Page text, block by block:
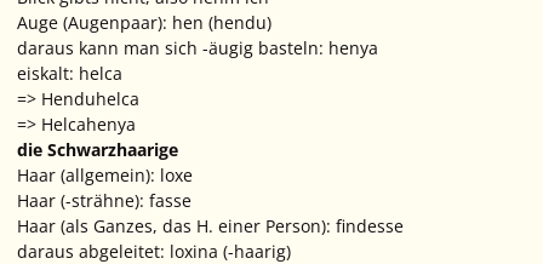
Auge (Augenpaar): hen (hendu)
daraus kann man sich -äugig basteln: henya
eiskalt: helca
=> Henduhelca
=> Helcahenya
die Schwarzhaarige
Haar (allgemein): loxe
Haar (-strähne): fasse
Haar (als Ganzes, das H. einer Person): findesse
daraus abgeleitet: loxina (-haarig)